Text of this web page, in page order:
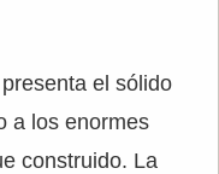
el sólido
a los enormes
construido. La